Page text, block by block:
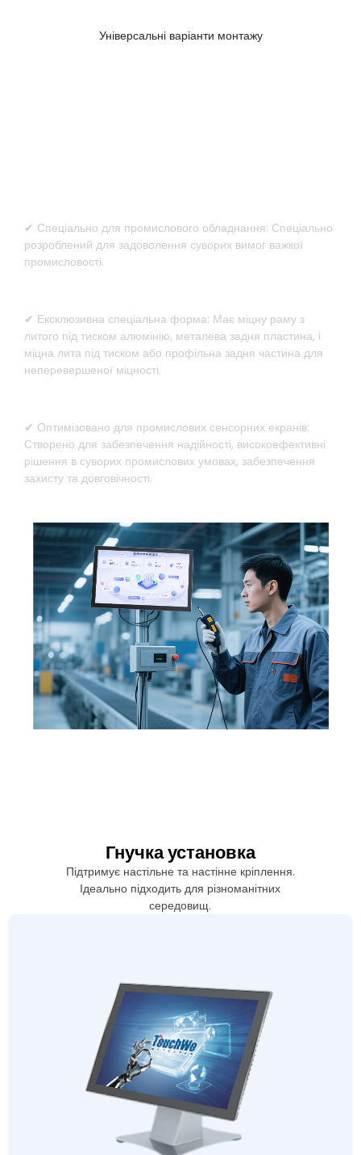
Універсальні варіанти монтажу
✔ Спеціально для промислового обладнання: Спеціально
розроблений для задоволення суворих вимог важкої
промисловості.
✔ Ексклюзивна спеціальна форма: Має міцну раму з
литого під тиском алюмінію, металева задня пластина, і
міцна лита під тиском або профільна задня частина для
неперевершеної міцності.
✔ Оптимізовано для промислових сенсорних екранів:
Створено для забезпечення надійності, високоефективні
рішення в суворих промислових умовах, забезпечення
захисту та довговічності.
Гнучка установка
Підтримує настільне та настінне кріплення.
Ідеально підходить для різноманітних
середовищ.